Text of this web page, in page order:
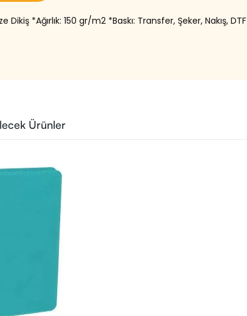
*Ağırlık: 150 gr/m2 *Baskı: Transfer, Şeker, Nakış, DTF
Ürünler